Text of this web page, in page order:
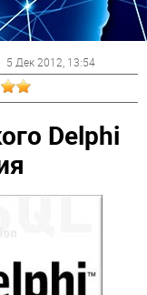
5 Дек 2012 , 13:54
Delphi